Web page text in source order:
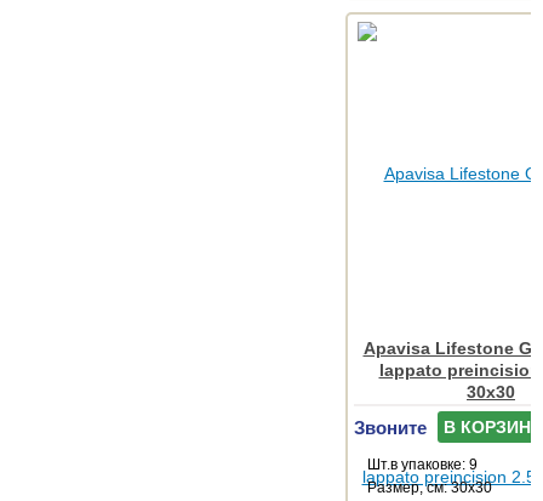
Apavisa Lifestone
lappato preincision
30x30
Звоните В КОРЗИНУ
Шт.в упаковке: 9
Размер, см: 30x30